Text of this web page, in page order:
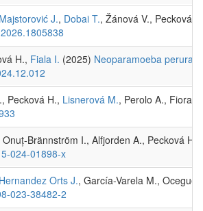
Majstorović J., Dobai T., Žánová V., Pecková
H., Fiala I. (2025) Neoparamoeba
Pecková H., Lisnerová M., Perolo A.,
Brännström I., Alfjorden A., Pecková
024-01898-x
Hernandez Orts J., García-Varela M.,
023-38482-2